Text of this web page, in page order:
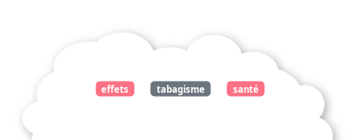
effets tabagisme santé